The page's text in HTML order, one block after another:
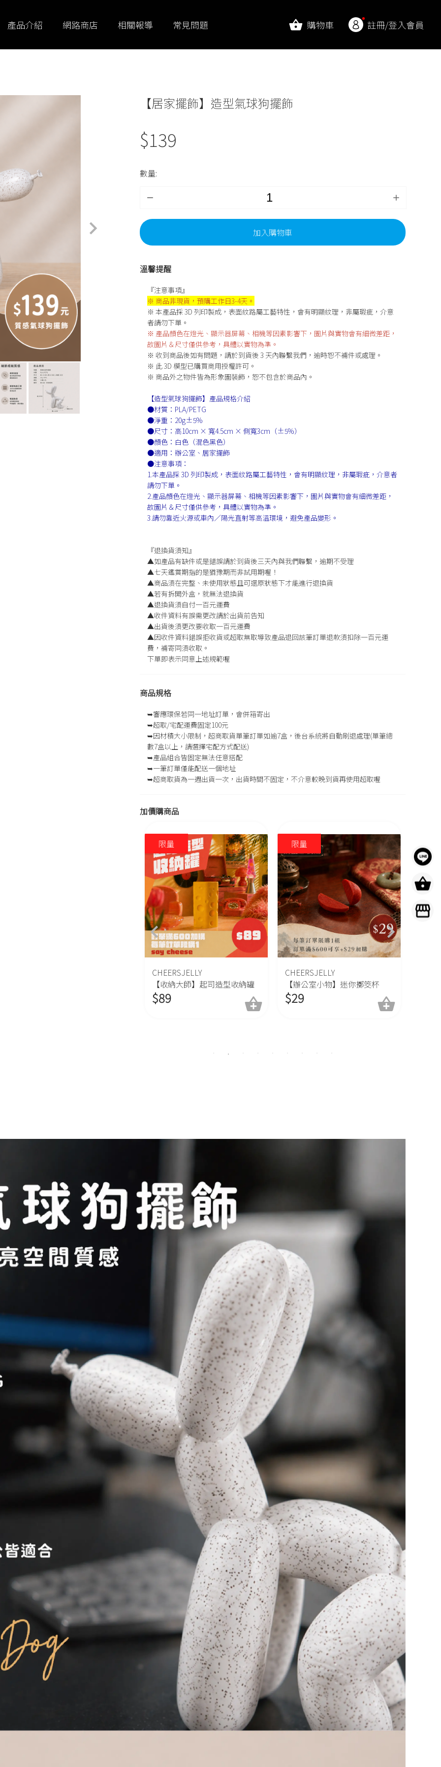
產品介紹 網路商店 相關報導 常見問題 購物車 註冊/登入會員
【居家擺飾】造型氣球狗擺飾
$139
數量:
加入購物車
溫馨提醒
『注意事項』
※ 商品非現貨，預購工作日3-4天。
※ 本產品採 3D 列印製成，表面紋路屬工藝特性，會有明顯紋理，非屬瑕疵，介意
者請勿下單。
※ 產品顏色在燈光、顯示器屏幕、相機等因素影響下，圖片與實物會有細微差距，
故圖片＆尺寸僅供參考，具體以實物為準。
※ 收到商品後如有問題，請於到貨後 3 天內聯繫我們，逾時恕不補件或處理。
※ 此 3D 模型已購買商用授權許可。
※ 商品外之物件皆為形象圖裝飾，恕不包含於商品內。
【造型氣球狗擺飾】產品規格介紹
●材質：PLA/PETG
●淨重：20g±5%
●尺寸：高10cm × 寬4.5cm × 側寬3cm（±5%）
●顏色：白色（混色黑色）
●適用：辦公室、居家擺飾
●注意事項：
1.本產品採 3D 列印製成，表面紋路屬工藝特性，會有明顯紋理，非屬瑕疵，介意者
請勿下單。
2.產品顏色在燈光、顯示器屏幕、相機等因素影響下，圖片與實物會有細微差距，
故圖片＆尺寸僅供參考，具體以實物為準。
3.請勿靠近火源或車內／陽光直射等高溫環境，避免產品變形。
『退換貨須知』
▲如產品有缺件或是錯誤請於到貨後三天內與我們聯繫，逾期不受理
▲七天鑑賞期指的是猶豫期而非試用期喔！
▲商品須在完整、未使用狀態且可還原狀態下才能進行退換貨
▲若有拆開外盒，就無法退換貨
▲退換貨須自付一百元運費
▲收件資料有誤需更改請於出貨前告知
▲出貨後須更改要收取一百元運費
▲因收件資料錯誤拒收貨或超取無取導致產品退回該筆訂單退款須扣除一百元運
費，補寄同須收取。
下單即表示同意上述規範喔
商品規格
➥響應環保若同一地址訂單，會併箱寄出
➥超取/宅配運費固定100元
➥因材積大小限制，超商取貨單筆訂單如逾7盒，後台系統將自動刷退處理(單筆總
數7盒以上，請選擇宅配方式配送)
➥產品組合皆固定無法任意搭配
➥一筆訂單僅能配送一個地址
➥超商取貨為一週出貨一次，出貨時間不固定，不介意較晚到貨再使用超取喔
加價購商品
限量
CHEERSJELLY
【辦公室小物】迷你擲筊杯
$29
限量
CHEERSJELLY
【生活智慧王】寶特瓶 開瓶輔
助器 (顏色隨機出貨)
$